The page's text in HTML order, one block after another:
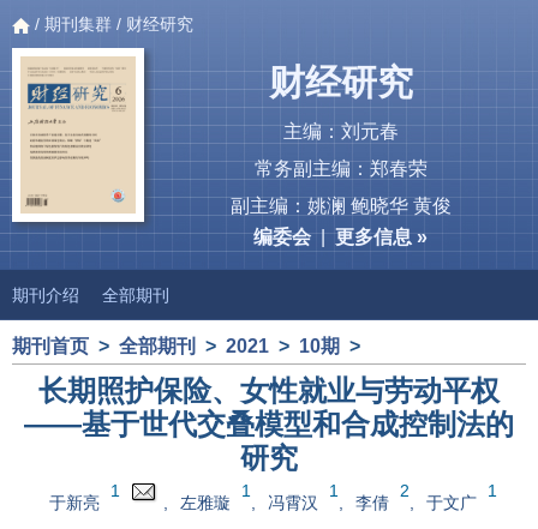
/ 期刊集群 / 财经研究
财经研究
主编：刘元春
常务副主编：郑春荣
副主编：姚澜 鲍晓华 黄俊
编委会|更多信息 »
期刊介绍 全部期刊
期刊首页 > 全部期刊 > 2021 > 10期 >
长期照护保险、女性就业与劳动平权
——基于世代交叠模型和合成控制法的
研究
于新亮
1
左雅璇
1
, 冯霄汉
1
, 李倩
2
于文广
1